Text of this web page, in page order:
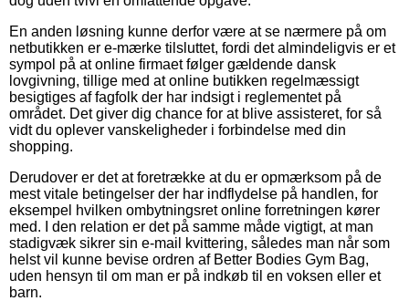
En anden løsning kunne derfor være at se nærmere på om
netbutikken er e-mærke tilsluttet, fordi det almindeligvis er et
sympol på at online firmaet følger gældende dansk
lovgivning, tillige med at online butikken regelmæssigt
besigtiges af fagfolk der har indsigt i reglementet på
området. Det giver dig chance for at blive assisteret, for så
vidt du oplever vanskeligheder i forbindelse med din
shopping.
Derudover er det at foretrække at du er opmærksom på de
mest vitale betingelser der har indflydelse på handlen, for
eksempel hvilken ombytningsret online forretningen kører
med. I den relation er det på samme måde vigtigt, at man
stadigvæk sikrer sin e-mail kvittering, således man når som
helst vil kunne bevise ordren af Better Bodies Gym Bag,
uden hensyn til om man er på indkøb til en voksen eller et
barn.